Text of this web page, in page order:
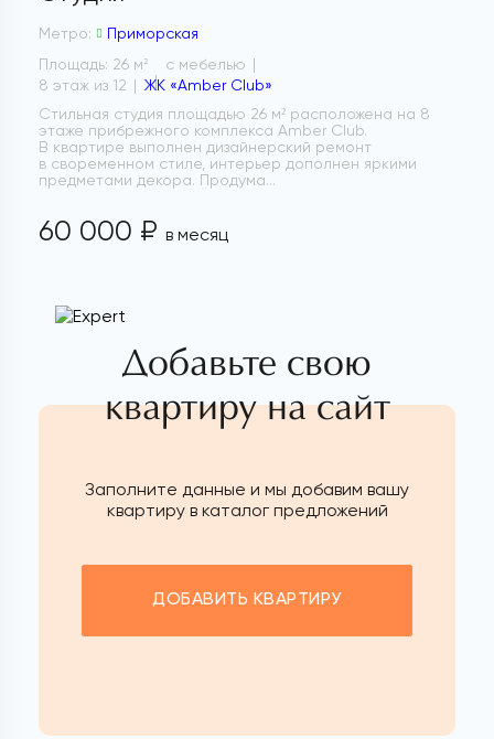
Метро:
Приморская
Площадь: 26 м 2
с мебелью
8 этаж из 12
ЖК «Amber Club»
Стильная студия площадью 26 м² расположена на 8
этаже прибрежного комплекса Amber Club.
В квартире выполнен дизайнерский ремонт
в своременном стиле, интерьер дополнен яркими
предметами декора. Продума...
60 000 ₽ в месяц
Добавьте свою
квартиру на сайт
Заполните данные и мы добавим вашу
квартиру в каталог предложений
ДОБАВИТЬ КВАРТИРУ